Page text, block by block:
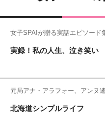
女子SPA!が贈る実話エピソード
実録！私の人生、泣き笑い
元局アナ・アラフォー、アンヌ
北海道シンプルライフ